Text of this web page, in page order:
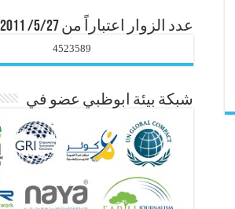
عدد الزوار اعتباراً من 5/27/ 2011
4523589
شبكة بيئة ابوظبي عضو في